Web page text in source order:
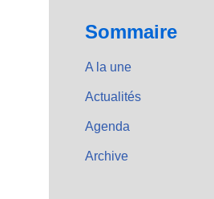
Sommaire
A la une
Actualités
Agenda
Archive